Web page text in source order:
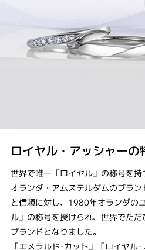
ロイヤル・アッシャーの
世界で唯一「ロイヤル」の称号を持
オランダ・アムステルダムのブラ
と信頼に対し、1980年オランダの
ル」の称号を授けられ、世界でた
ブランドとなりました。
「エメラルド･カット」「ロイヤル